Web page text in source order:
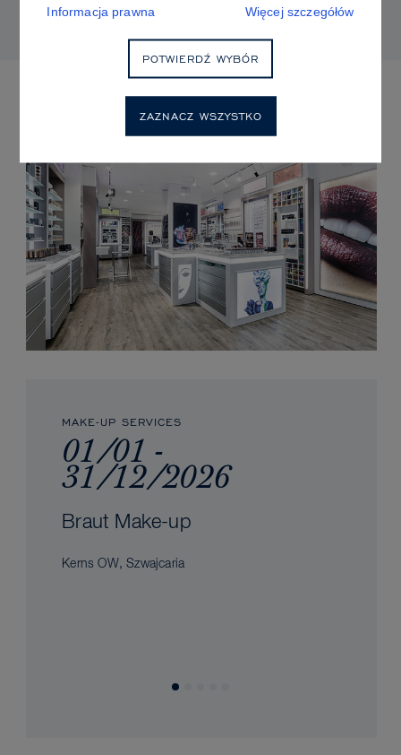
NADCHODZĄCE WYDARZENIA
MAKE-UP SERVICES
01/01 -
31/12/2026
Braut Make-up
Kerns OW, Szwajcaria
Informacja prawna Więcej szczegółów
POTWIERDŹ WYBÓR
ZAZNACZ WSZYSTKO